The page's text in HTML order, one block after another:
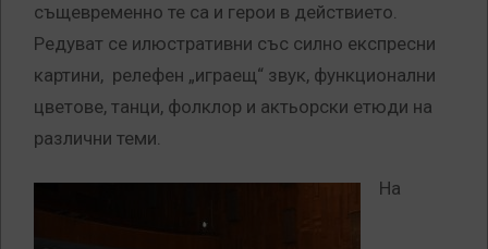
същевременно те са и герои в действието.
Редуват се илюстративни със силно експресни
картини, релефен „играещ“ звук, функционални
цветове, танци, фолклор и актьорски етюди на
различни теми.
На